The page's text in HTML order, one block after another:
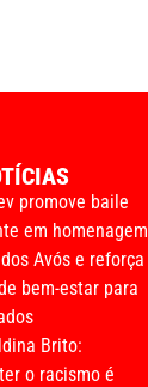
promove baile
em homenagem
Avós e reforça
bem-estar para
Brito:
o racismo é